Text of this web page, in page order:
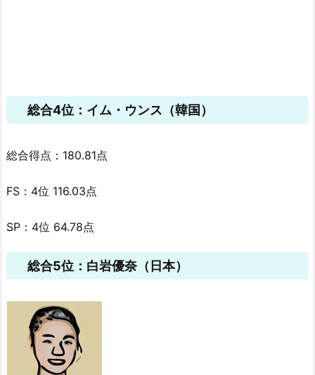
総合4位：イム・ウンス（韓国）
総合得点：180.81点
FS：4位 116.03点
SP：4位 64.78点
総合5位：白岩優奈（日本）